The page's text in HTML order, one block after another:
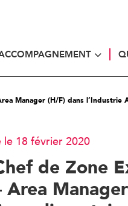
Manager (H/F) dans l’Industrie
le 18 février 2020
de Zone
Area